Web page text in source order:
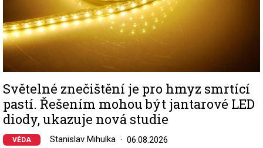
Světelné znečištění je pro hmyz smrtící
pastí. Řešením mohou být jantarové LED
diody, ukazuje nová studie
VĚDA Stanislav Mihulka 06.08.2026